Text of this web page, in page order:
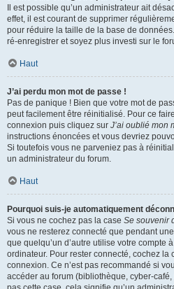
Il est possible qu’un administrateur ait
effet, il est courant de supprimer
pour réduire la taille de la base de
ré-enregistrer et soyez plus investi sur le
Haut
J’ai perdu mon mot de passe !
Pas de panique ! Bien que votre mot de
peut facilement être réinitialisé. Pour ce
connexion puis cliquez sur J’ai oublié mon
instructions énoncées et vous devriez
Si toutefois vous ne parveniez pas à
un administrateur du forum.
Haut
Pourquoi suis-je automatiquement
Si vous ne cochez pas la case Se souvenir
vous ne resterez connecté que pendant
que quelqu’un d’autre utilise votre compte
ordinateur. Pour rester connecté, cochez la
connexion. Ce n’est pas recommandé si
accéder au forum (bibliothèque, cyber-